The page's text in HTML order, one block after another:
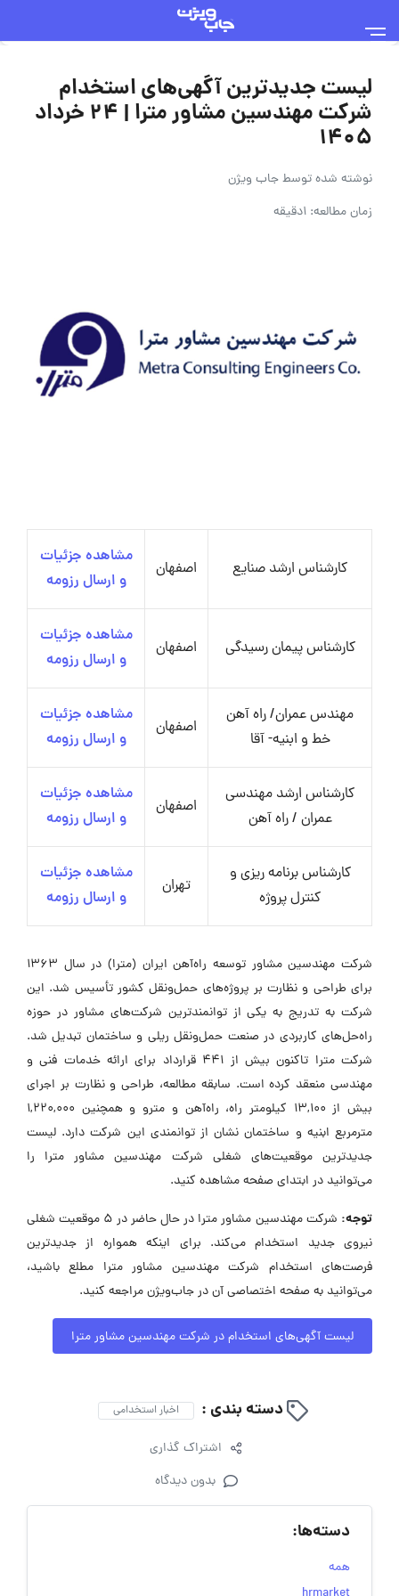
لیست جدیدترین آگهی‌های استخدام
شرکت مهندسین مشاور مترا | ۲۴ خرداد
۱۴۰۵
نوشته شده توسطجاب ویژن
زمان مطالعه: 1دقیقه
کارشناس ارشد صنایع اصفهان
مشاهده جزئیات
و ارسال رزومه
کارشناس پیمان رسیدگی اصفهان
مشاهده جزئیات
و ارسال رزومه
مهندس عمران/ راه آهن
خط و ابنیه- آقا
اصفهان
مشاهده جزئیات
و ارسال رزومه
کارشناس ارشد مهندسی
عمران / راه آهن
اصفهان
مشاهده جزئیات
و ارسال رزومه
کارشناس برنامه ریزی و
کنترل پروژه
تهران
مشاهده جزئیات
و ارسال رزومه
شرکت مهندسین مشاور توسعه راه‌آهن ایران (مترا) در سال ۱۳۶۳
برای طراحی و نظارت بر پروژه‌های حمل‌ونقل کشور تأسیس شد. این
شرکت به تدریج به یکی از توانمندترین شرکت‌های مشاور در حوزه
راه‌حل‌های کاربردی در صنعت حمل‌ونقل ریلی و ساختمان تبدیل شد.
شرکت مترا تاکنون بیش از ۴۴۱ قرارداد برای ارائه خدمات فنی و
مهندسی منعقد کرده است. سابقه مطالعه، طراحی و نظارت بر اجرای
بیش از ۱۳,۱۰۰ کیلومتر راه، راه‌آهن و مترو و همچنین ۱,۲۲۰,۰۰۰
مترمربع ابنیه و ساختمان نشان از توانمندی این شرکت دارد. لیست
جدیدترین موقعیت‌های شغلی شرکت مهندسین مشاور مترا را
می‌توانید در ابتدای صفحه مشاهده کنید.
توجه:
شرکت مهندسین مشاور مترا در حال حاضر در ۵ موقعیت شغلی
نیروی جدید استخدام می‌کند. برای اینکه همواره از جدیدترین
فرصت‌های استخدام شرکت مهندسین مشاور مترا مطلع باشید،
می‌توانید به صفحه اختصاصی آن در جاب‌ویژن مراجعه کنید.
لیست آگهی‌های استخدام در شرکت مهندسین مشاور مترا
دسته بندی : اخبار استخدامی
اشتراک گذاری
بدون دیدگاه
دسته‌ها:
همه